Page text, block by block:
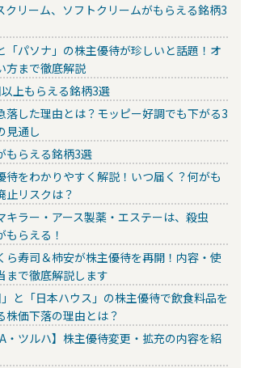
クリーム、ソフトクリームがもらえる銘柄3
「パソナ」の株主優待が珍しいと話題！オ
方まで徹底解説
上もらえる銘柄3選
落した理由とは？モッピー好調でも下がる3
見通し
もらえる銘柄3選
待をわかりやすく解説！いつ届く？何がも
止リスクは？
キラー・アース製薬・エステーは、殺虫
らえる！
ら寿司＆柿安が株主優待を再開！内容・使
まで徹底解説します
と「日本ハウス」の株主優待で飲食料品を
株価下落の理由とは？
・ツルハ】株主優待変更・拡充の内容を紹